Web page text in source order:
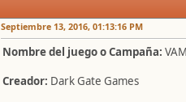
Septiembre 13, 2016, 01:13:16 PM
Nombre del juego o Campaña:
Creador: Dark Gate Games